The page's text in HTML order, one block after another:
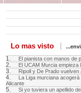
Lo mas visto
1.
El pianista con manos de
2.
El UCAM Murcia empieza
3.
Ripoll y De Prado vuelven
4.
La Liga murciana
Alicante
5.
Si yo tuviera un apellido